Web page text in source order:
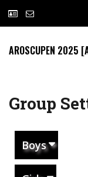
AROSCUPEN 2025
Group
Boys